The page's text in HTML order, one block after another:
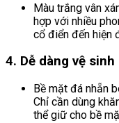
Màu trắng vân
hợp với nhiều
cổ điển đến hiện
4. Dễ dàng vệ sinh
Bề mặt đá nhẵn
Chỉ cần dùng
thể giữ cho bề